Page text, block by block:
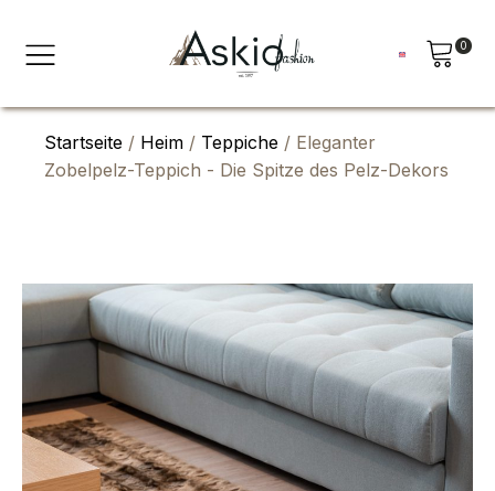
0
Startseite / Heim / Teppiche / Eleganter
Zobelpelz-Teppich - Die Spitze des Pelz-Dekors